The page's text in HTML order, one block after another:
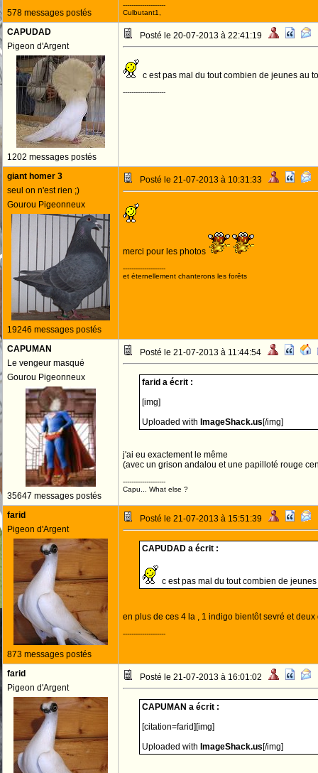
578 messages postés
--------------------
Culbutant1,
CAPUDAD
Pigeon d'Argent
1202 messages postés
Posté le 20-07-2013 à 22:41:19
c est pas mal du tout combien de jeunes au
--------------------
giant homer 3
seul on n'est rien ;)
Gourou Pigeonneux
19246 messages postés
Posté le 21-07-2013 à 10:31:33
merci pour les photos
--------------------
et éternellement chanterons les forêts
CAPUMAN
Le vengeur masqué
Gourou Pigeonneux
35647 messages postés
Posté le 21-07-2013 à 11:44:54
farid a écrit :
[img]
Uploaded with ImageShack.us[/img]
j'ai eu exactement le même
(avec un grison andalou et une papilloté rouge
--------------------
Capu... What else ?
farid
Pigeon d'Argent
873 messages postés
Posté le 21-07-2013 à 15:51:39
CAPUDAD a écrit :
c est pas mal du tout combien de
en plus de ces 4 la , 1 indigo bientôt sevré et
--------------------
farid
Pigeon d'Argent
Posté le 21-07-2013 à 16:01:02
CAPUMAN a écrit :
[citation=farid][img]
Uploaded with ImageShack.us[/img]